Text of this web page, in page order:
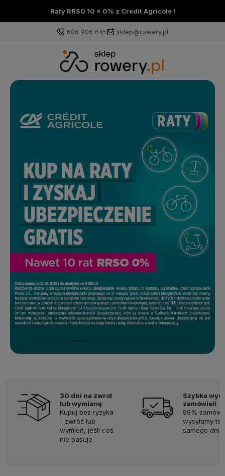
Raty RRS0 10 x 0% z Credit Agricole !
606 906 645 sklep@rowery.pl
30 dni na zwrot
lub wymianę
Kupuj bez ryzyka
- zwróć lub
wymień, jeśli coś
nie pasuje
Szybka
zamówień
99%
wysyłamy
samego dnia.